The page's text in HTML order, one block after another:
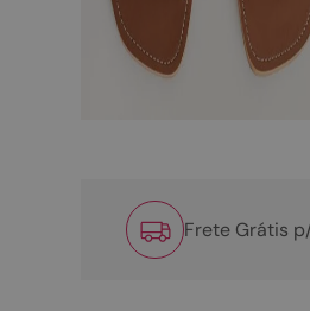
Frete Grátis